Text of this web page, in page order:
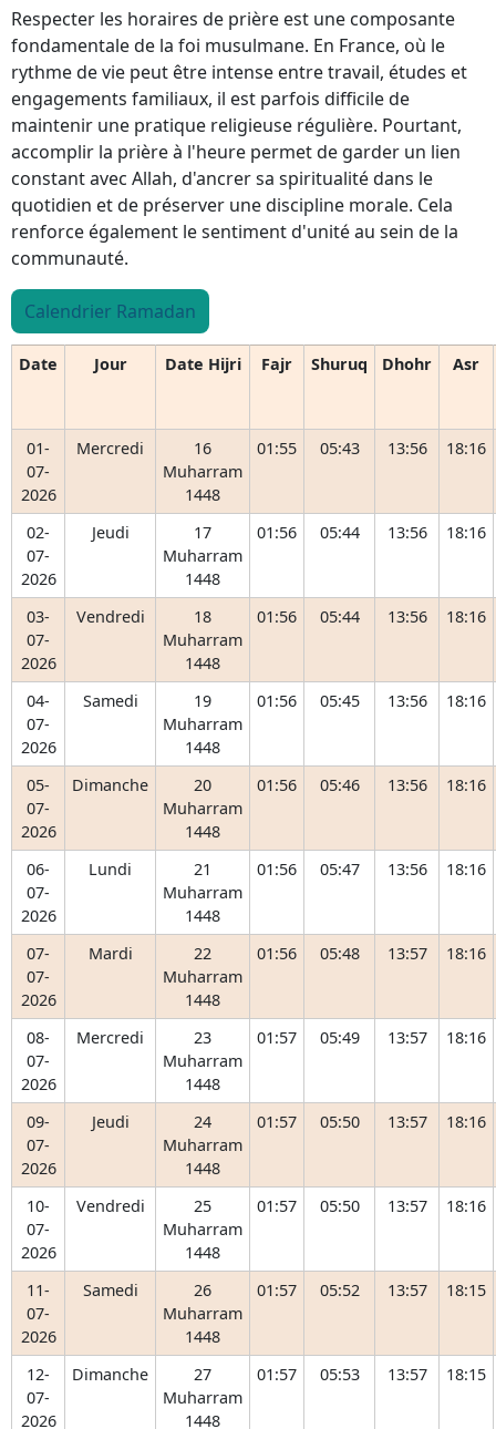
Respecter les horaires de prière est une composante
fondamentale de la foi musulmane. En France, où le
rythme de vie peut être intense entre travail, études et
engagements familiaux, il est parfois difficile de
maintenir une pratique religieuse régulière. Pourtant,
accomplir la prière à l'heure permet de garder un lien
constant avec Allah, d'ancrer sa spiritualité dans le
quotidien et de préserver une discipline morale. Cela
renforce également le sentiment d'unité au sein de la
communauté.
Calendrier Ramadan
Date Jour Date Hijri Fajr Shuruq Dhohr Asr
01-
07-
2026
Mercredi
16
Muharram
1448
01:55 05:43 13:56 18:16
02-
07-
2026
Jeudi
17
Muharram
1448
01:56 05:44 13:56 18:16
03-
07-
2026
Vendredi
18
Muharram
1448
01:56 05:44 13:56 18:16
04-
07-
2026
Samedi
19
Muharram
1448
01:56 05:45 13:56 18:16
05-
07-
2026
Dimanche
20
Muharram
1448
01:56 05:46 13:56 18:16
06-
07-
2026
Lundi
21
Muharram
1448
01:56 05:47 13:56 18:16
07-
07-
2026
Mardi
22
Muharram
1448
01:56 05:48 13:57 18:16
08-
07-
2026
Mercredi
23
Muharram
1448
01:57 05:49 13:57 18:16
09-
07-
2026
Jeudi
24
Muharram
1448
01:57 05:50 13:57 18:16
10-
07-
2026
Vendredi
25
Muharram
1448
01:57 05:50 13:57 18:16
11-
07-
2026
Samedi
26
Muharram
1448
01:57 05:52 13:57 18:15
12-
07-
2026
Dimanche
27
Muharram
1448
01:57 05:53 13:57 18:15